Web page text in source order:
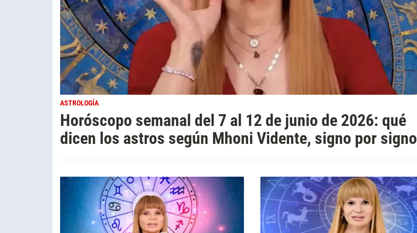
ASTROLOGÍA
Horóscopo semanal del 7 al 12 de junio de 2026: qué
dicen los astros según Mhoni Vidente, signo por signo